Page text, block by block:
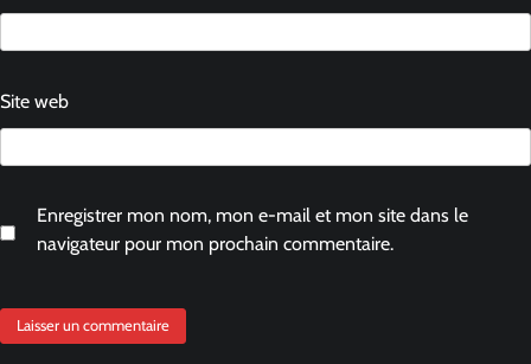
Site web
Enregistrer mon nom, mon e-mail et mon site dans le
navigateur pour mon prochain commentaire.